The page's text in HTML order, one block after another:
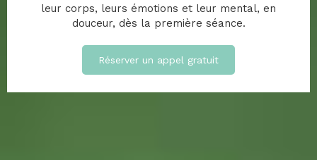
leur corps, leurs émotions et leur mental, en
douceur, dès la première séance.
Réserver un appel gratuit